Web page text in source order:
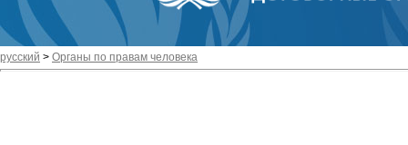
русский > Органы по правам человека